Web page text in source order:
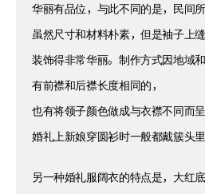
华丽有品位，与此不同的是，民间
虽然尺寸和材料朴素，但是袖子上
装饰得非常华丽。制作方式因地域
有前襟和后襟长度相同的，
也有将领子颜色做成与衣襟不同而呈
婚礼上新娘穿圆衫时一般都戴簇头里
另一种婚礼服阔衣的特点是，大红